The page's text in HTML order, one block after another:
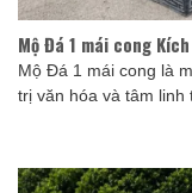
Mộ Đá 1 mái cong
Mộ Đá 1 mái cong là
trị văn hóa và tâm linh